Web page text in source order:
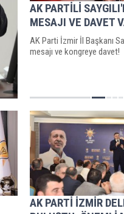
AK PARTİLİ
MESAJI VE DAVET
AK Parti İzmir İl Başkanı
mesajı ve kongreye davet!
AK PARTİ İZMİR